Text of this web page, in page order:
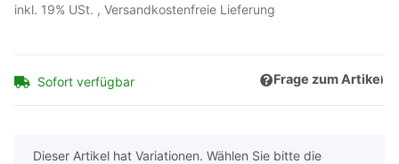
inkl. 19% USt. , Versandkostenfreie Lieferung
Sofort verfügbar Frage zum Artikel
x
Dieser Artikel hat Variationen. Wählen Sie bitte die